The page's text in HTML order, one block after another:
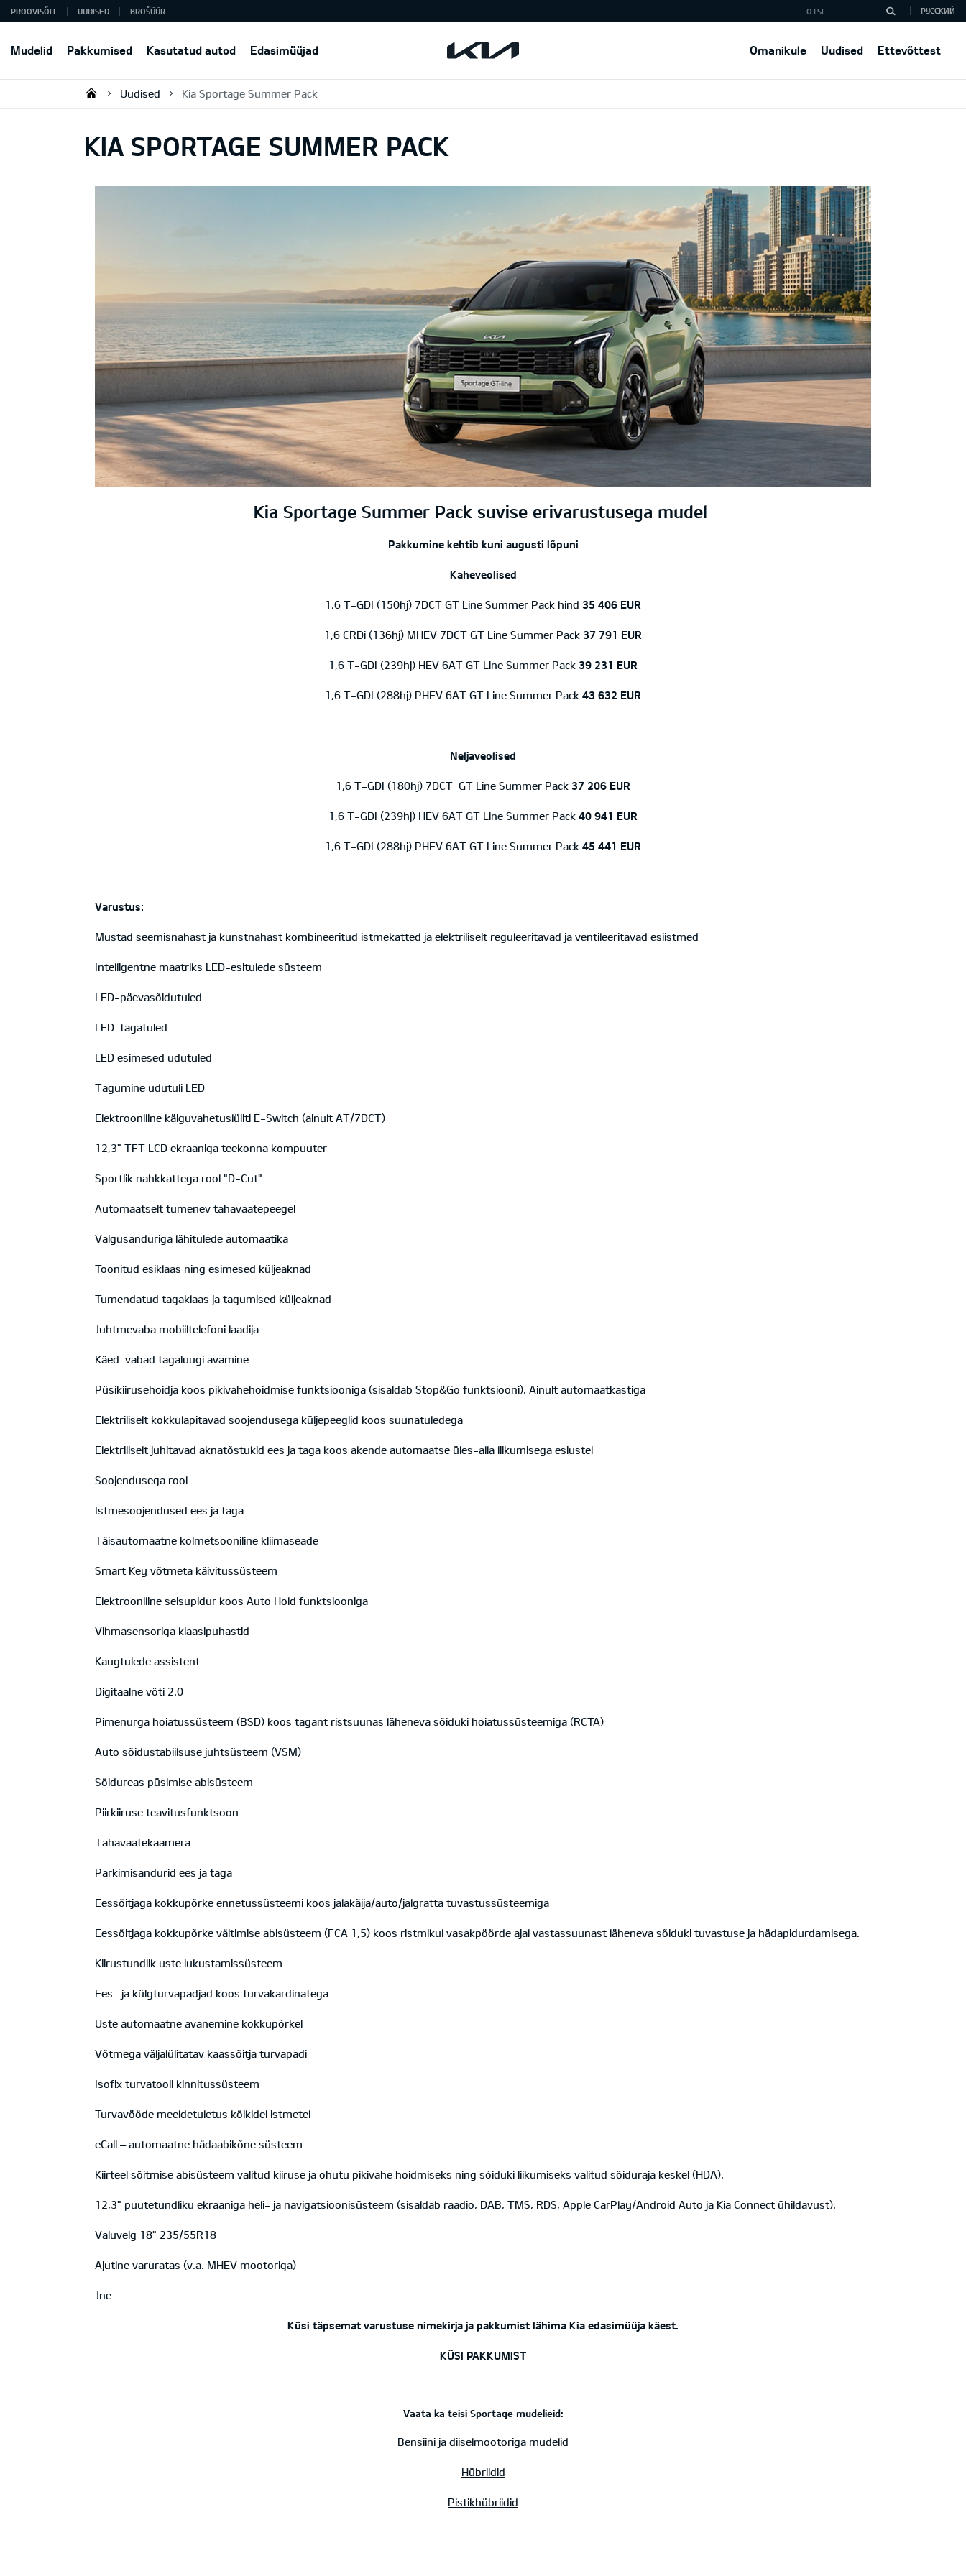
Mudelid Pakkumised Kasutatud autod Edasimüüjad Omanikule Uudised Ettevõttest
PROOVISÕIT UUDISED BROŠÜÜR РУССКИЙ
KIA AUTO AS
Uudised Kia Sportage Summer Pack
KIA SPORTAGE SUMMER PACK
Kia Sportage Summer Pack suvise erivarustusega mudel
Pakkumine kehtib kuni augusti lõpuni
Kaheveolised
1,6 T-GDI (150hj) 7DCT GT Line Summer Pack hind 35 406 EUR
1,6 CRDi (136hj) MHEV 7DCT GT Line Summer Pack 37 791 EUR
1,6 T-GDI (239hj) HEV 6AT GT Line Summer Pack 39 231 EUR
1,6 T-GDI (288hj) PHEV 6AT GT Line Summer Pack 43 632 EUR
Neljaveolised
1,6 T-GDI (180hj) 7DCT GT Line Summer Pack 37 206 EUR
1,6 T-GDI (239hj) HEV 6AT GT Line Summer Pack 40 941 EUR
1,6 T-GDI (288hj) PHEV 6AT GT Line Summer Pack 45 441 EUR
Varustus:
Mustad seemisnahast ja kunstnahast kombineeritud istmekatted ja elektriliselt reguleeritavad ja ventileeritavad esiistmed
Intelligentne maatriks LED-esitulede süsteem
LED-päevasõidutuled
LED-tagatuled
LED esimesed udutuled
Tagumine udutuli LED
Elektrooniline käiguvahetuslüliti E-Switch (ainult AT/7DCT)
12,3" TFT LCD ekraaniga teekonna kompuuter
Sportlik nahkkattega rool "D-Cut"
Automaatselt tumenev tahavaatepeegel
Valgusanduriga lähitulede automaatika
Toonitud esiklaas ning esimesed küljeaknad
Tumendatud tagaklaas ja tagumised küljeaknad
Juhtmevaba mobiiltelefoni laadija
Käed-vabad tagaluugi avamine
Püsikiirusehoidja koos pikivahehoidmise funktsiooniga (sisaldab Stop&Go funktsiooni). Ainult automaatkastiga
Elektriliselt kokkulapitavad soojendusega küljepeeglid koos suunatuledega
Elektriliselt juhitavad aknatõstukid ees ja taga koos akende automaatse üles-alla liikumisega esiustel
Soojendusega rool
Istmesoojendused ees ja taga
Täisautomaatne kolmetsooniline kliimaseade
Smart Key võtmeta käivitussüsteem
Elektrooniline seisupidur koos Auto Hold funktsiooniga
Vihmasensoriga klaasipuhastid
Kaugtulede assistent
Digitaalne võti 2.0
Pimenurga hoiatussüsteem (BSD) koos tagant ristsuunas läheneva sõiduki hoiatussüsteemiga (RCTA)
Auto sõidustabiilsuse juhtsüsteem (VSM)
Sõidureas püsimise abisüsteem
Piirkiiruse teavitusfunktsoon
Tahavaatekaamera
Parkimisandurid ees ja taga
Eessõitjaga kokkupõrke ennetussüsteemi koos jalakäija/auto/jalgratta tuvastussüsteemiga
Eessõitjaga kokkupõrke vältimise abisüsteem (FCA 1,5) koos ristmikul vasakpöörde ajal vastassuunast läheneva sõiduki tuvastuse ja hädapidurdamisega.
Kiirustundlik uste lukustamissüsteem
Ees- ja külgturvapadjad koos turvakardinatega
Uste automaatne avanemine kokkupõrkel
Võtmega väljalülitatav kaassõitja turvapadi
Isofix turvatooli kinnitussüsteem
Turvavööde meeldetuletus kõikidel istmetel
eCall – automaatne hädaabikõne süsteem
Kiirteel sõitmise abisüsteem valitud kiiruse ja ohutu pikivahe hoidmiseks ning sõiduki liikumiseks valitud sõiduraja keskel (HDA).
12,3" puutetundliku ekraaniga heli- ja navigatsioonisüsteem (sisaldab raadio, DAB, TMS, RDS, Apple CarPlay/Android Auto ja Kia Connect ühildavust).
Valuvelg 18" 235/55R18
Ajutine varuratas (v.a. MHEV mootoriga)
Jne
Küsi täpsemat varustuse nimekirja ja pakkumist lähima Kia edasimüüja käest.
KÜSI PAKKUMIST
Vaata ka teisi Sportage mudelieid:
Bensiini ja diiselmootoriga mudelid
Hübriidid
Pistikhübriidid